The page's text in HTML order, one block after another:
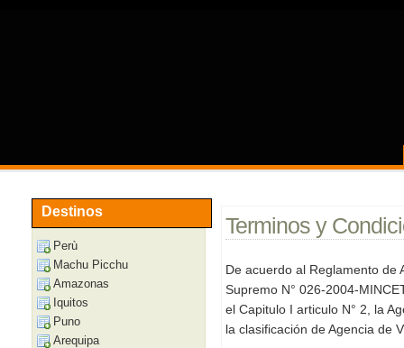
Terminos y
De acuerdo al Reglamento de
Supremo N° 026-2004-
el Capitulo I articulo N° 2, la
la clasificación de Agencia de
Destinos
Perù
Machu Picchu
Amazonas
Iquitos
Puno
Arequipa